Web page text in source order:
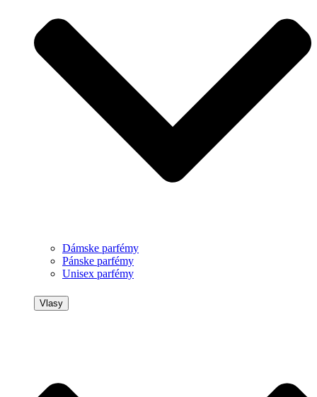
Dámske parfémy
Pánske parfémy
Unisex parfémy
Vlasy